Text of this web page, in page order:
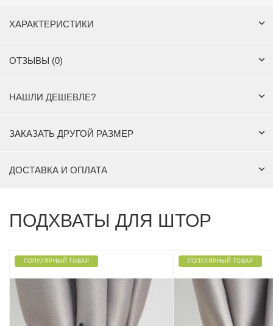
ХАРАКТЕРИСТИКИ
ОТЗЫВЫ (0)
НАШЛИ ДЕШЕВЛЕ?
ЗАКАЗАТЬ ДРУГОЙ РАЗМЕР
ДОСТАВКА И ОПЛАТА
ПОДХВАТЫ ДЛЯ ШТОР
ПОПУЛЯРНЫЙ ТОВАР ПОПУЛЯРНЫЙ ТОВАР